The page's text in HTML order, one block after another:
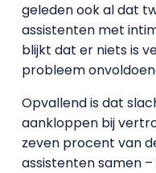
geleden ook al dat
assistenten met
blijkt dat er niets is
probleem
Opvallend is dat
aankloppen bij
zeven procent van
assistenten samen